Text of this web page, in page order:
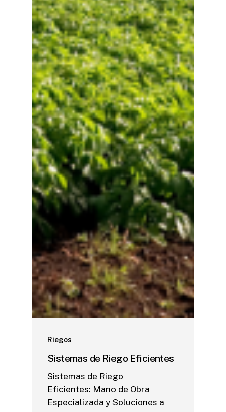
Riegos
Sistemas de Riego Eficientes
Sistemas de Riego
Eficientes: Mano de Obra
Especializada y Soluciones a